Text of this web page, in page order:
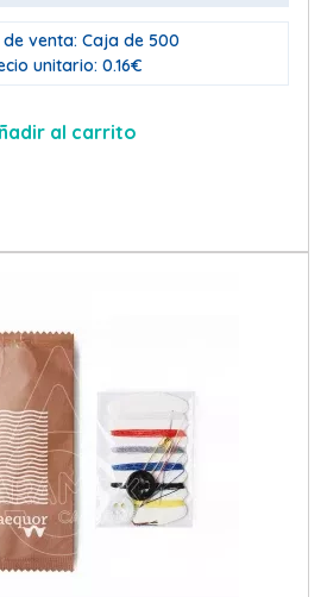
venta: Caja de 500
unitario: 0.16€
al carrito